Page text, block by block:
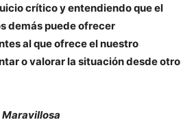
crítico y entendiendo que el
demás puede ofrecer
al que ofrece el nuestro
o valorar la situación desde otro
Maravillosa